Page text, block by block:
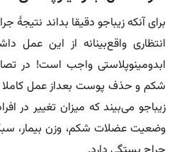
برای آنکه زیباجو دقیقا بداند
انتظاری واقع‌بینانه از این عمل
ابدومینوپلاستی واجب است! در
شکم و حذف پوست بعداز عمل
زیباجو می‌بیند که میزان تغییر در
وضعیت عضلات شکم، وزن بیمار،